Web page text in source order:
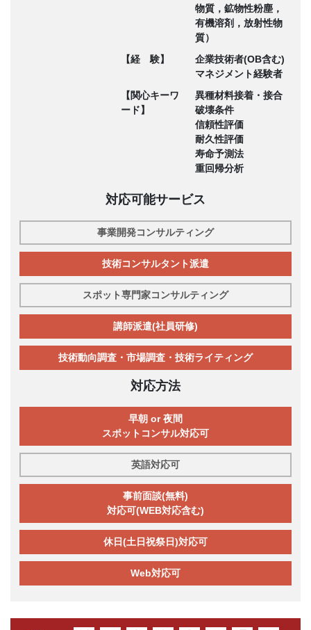
物質，鉱物性粉塵，
有機溶剤，放射性物
質）
【経 験】
企業技術者(OB含む)
マネジメント経験者
【関心キーワ
ード】
異種材料接着・接合
破壊条件
信頼性評価
耐久性評価
寿命予測法
重回帰分析
対応可能サービス
事業開発コンサルティング
技術コンサルタント派遣
スポット専門家コンサルティング
講師派遣(社員研修)
技術動向調査・市場調査・技術ライティング
対応方法
早朝 or 夜間
スポットコンサル対応可
英語対応可
事前面談(無料)
対応可(WEB対応含む)
休日(土日祝祭日)対応可
Web対応可